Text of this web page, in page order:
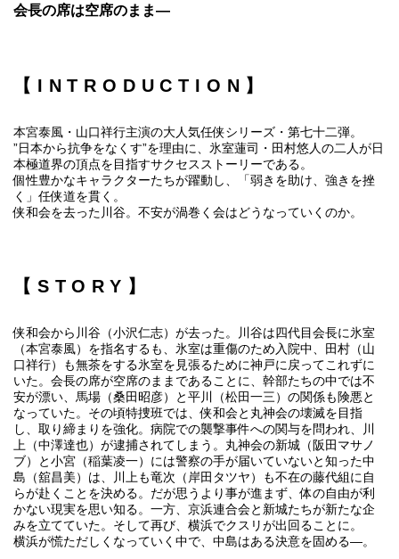
会長の席は空席のまま―
【INTRODUCTION】
本宮泰風・山口祥行主演の大人気任侠シリーズ・第七十二弾。
”日本から抗争をなくす”を理由に、氷室蓮司・田村悠人の二人が日
本極道界の頂点を目指すサクセスストーリーである。
個性豊かなキャラクターたちが躍動し、「弱きを助け、強きを挫
く」任侠道を貫く。
侠和会を去った川谷。不安が渦巻く会はどうなっていくのか。
【STORY】
侠和会から川谷（小沢仁志）が去った。川谷は四代目会長に氷室
（本宮泰風）を指名するも、氷室は重傷のため入院中、田村（山
口祥行）も無茶をする氷室を見張るために神戸に戻ってこれずに
いた。会長の席が空席のままであることに、幹部たちの中では不
安が漂い、馬場（桑田昭彦）と平川（松田一三）の関係も険悪と
なっていた。その頃特捜班では、侠和会と丸神会の壊滅を目指
し、取り締まりを強化。病院での襲撃事件への関与を問われ、川
上（中澤達也）が逮捕されてしまう。丸神会の新城（阪田マサノ
ブ）と小宮（稲葉凌一）には警察の手が届いていないと知った中
島（舘昌美）は、川上も竜次（岸田タツヤ）も不在の藤代組に自
らが赴くことを決める。だが思うより事が進まず、体の自由が利
かない現実を思い知る。一方、京浜連合会と新城たちが新たな企
みを立てていた。そして再び、横浜でクスリが出回ることに。
横浜が慌ただしくなっていく中で、中島はある決意を固める―。